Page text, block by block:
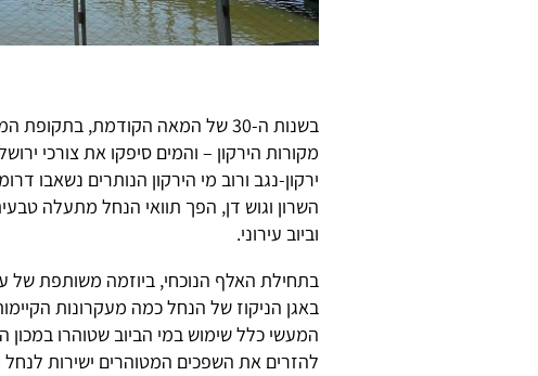
בשנות ה-30 של המאה הקודמת,
ירקון-נגב ורוב מי הירקון הנותרים נשאבו
השרון וגוש דן, הפך תוואי הנחל מתעלה
וביוב עירוני.
בתחילת האלף הנוכחי, ביוזמה משותפת של
באגן הניקוז של הנחל כמה מעקרונות
המעשי כלל שימוש במי הביוב שטוהרו
להזרים את השפכים המטוהרים ישירות